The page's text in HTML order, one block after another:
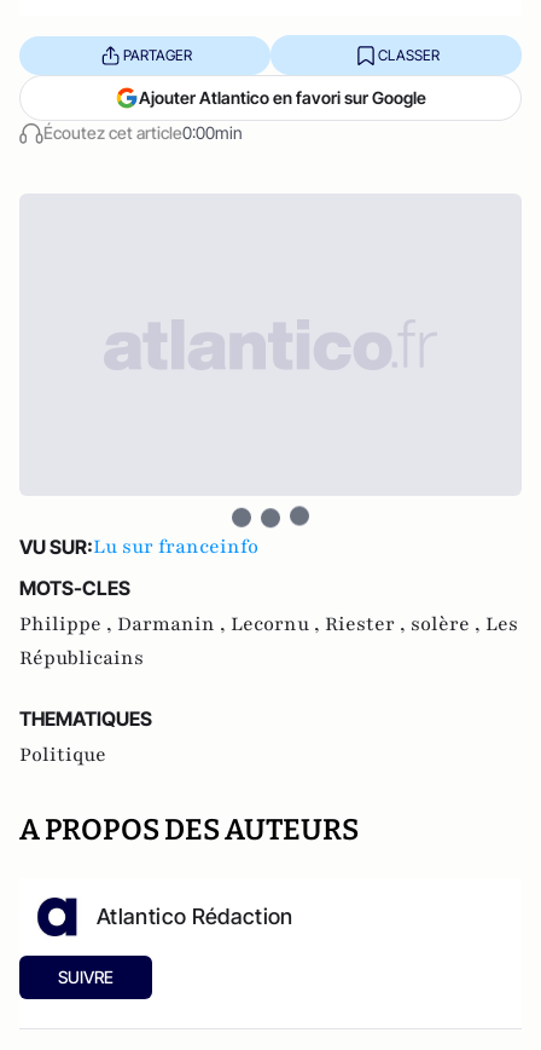
Écoutez cet article0:00min
PARTAGER CLASSER
Ajouter Atlantico en favori sur Google
VU SUR:Lu sur franceinfo
MOTS-CLES
Philippe , Darmanin , Lecornu , Riester , solère , Les
Républicains
THEMATIQUES
Politique
A PROPOS DES AUTEURS
Atlantico Rédaction
SUIVRE